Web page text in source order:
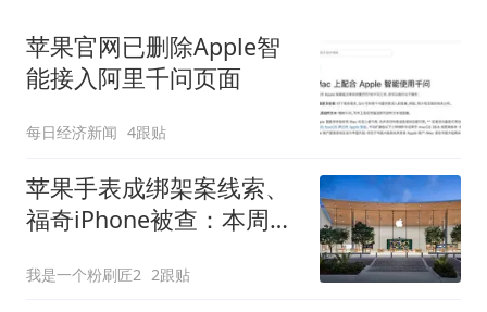
苹果官网已删除Apple智
能接入阿里千问页面
每日经济新闻 4跟贴
苹果手表成绑架案线索、
福奇iPhone被查：本周3
我是一个粉刷匠2 2跟贴